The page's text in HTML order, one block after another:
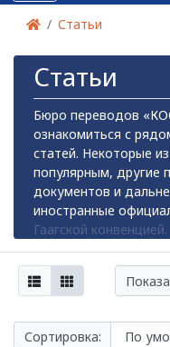
Статьи
Статьи
Бюро переводов
ознакомиться с
статей. Некоторые
популярным, другие
документов и
иностранные
Гаагской конвенцией.
Сортировка: